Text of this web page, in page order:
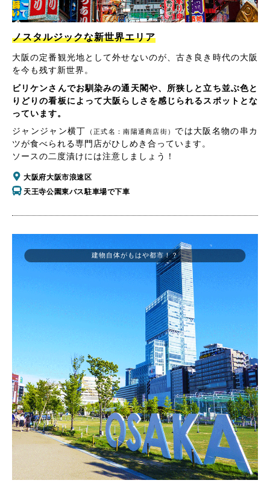
ノスタルジックな新世界エリア
大阪の定番観光地として外せないのが、古き良き時代の大阪
を今も残す新世界。
ビリケンさんでお馴染みの通天閣や、所狭しと立ち並ぶ色と
りどりの看板によって大阪らしさを感じられるスポットとな
っています。
ジャンジャン横丁
（正式名：南陽通商店街） では大阪名物の串カ
ツが食べられる専門店がひしめき合っています。
ソースの二度漬けには注意しましょう！
大阪府大阪市浪速区
天王寺公園東バス駐車場で下車
建物自体がもはや都市！？